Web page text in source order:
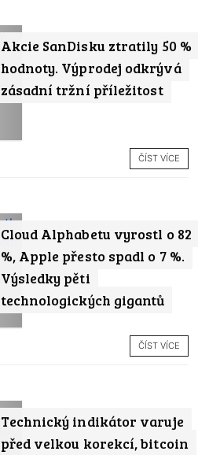
Akcie SanDisku ztratily 50 %
hodnoty. Výprodej odkrývá
zásadní tržní příležitost
ČÍST VÍCE
Cloud Alphabetu vyrostl o 82
%, Apple přesto spadl o 7 %.
Výsledky pěti
technologických gigantů
ČÍST VÍCE
Technický indikátor varuje
před velkou korekcí, bitcoin